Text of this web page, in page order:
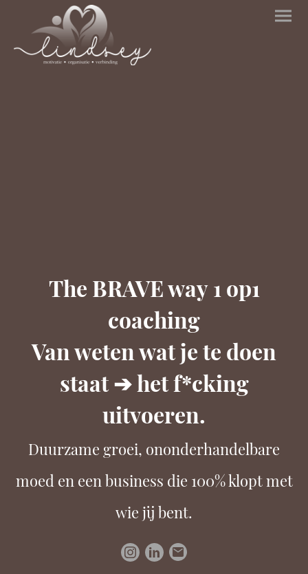
The BRAVE way 1 op1
coaching
Van weten wat je te doen
staat ➔ het f*cking
uitvoeren.
Duurzame groei, ononderhandelbare
moed en een business die 100% klopt met
wie jij bent.